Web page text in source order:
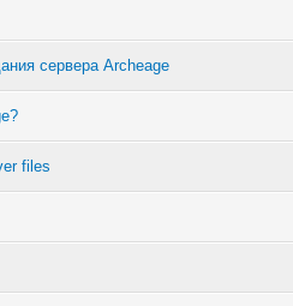
сервера Archeage
files